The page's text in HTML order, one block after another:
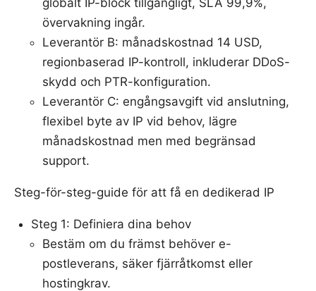
övervakning ingår.
Leverantör B: månadskostnad 14 USD,
regionbaserad IP-kontroll, inkluderar DDoS-
skydd och PTR-konfiguration.
Leverantör C: engångsavgift vid anslutning,
flexibel byte av IP vid behov, lägre
månadskostnad men med begränsad
support.
Steg-för-steg-guide för att få en dedikerad IP
Steg 1: Definiera dina behov
Bestäm om du främst behöver e-
postleverans, säker fjärråtkomst eller
hostingkrav.